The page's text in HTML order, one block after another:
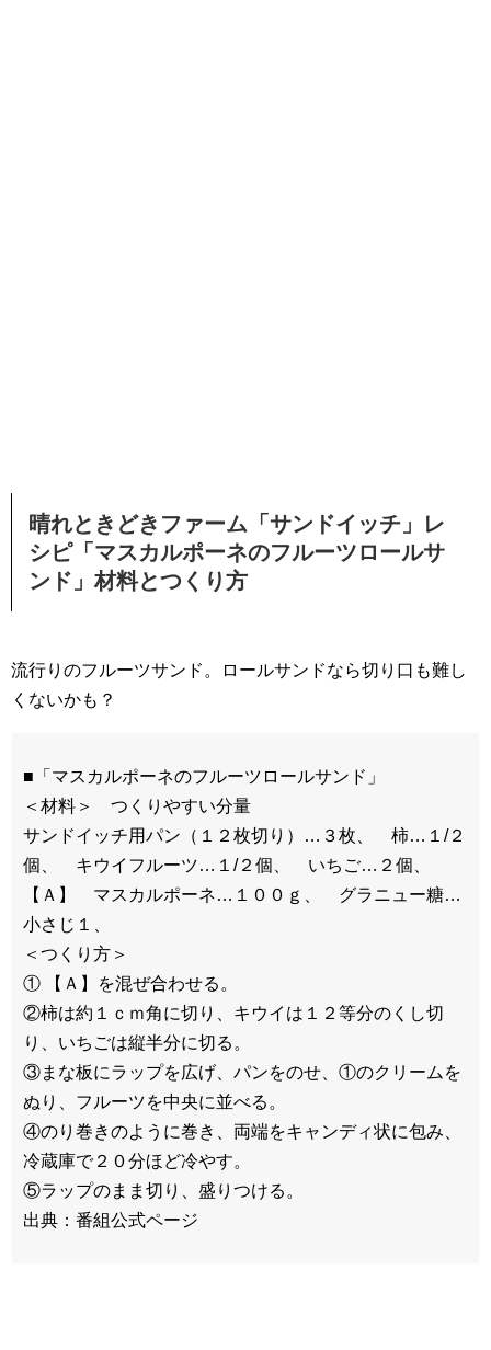
晴れときどきファーム「サンドイッチ」レ
シピ「マスカルポーネのフルーツロールサ
ンド」材料とつくり方
流行りのフルーツサンド。ロールサンドなら切り口も難し
くないかも？
■「マスカルポーネのフルーツロールサンド」
＜材料＞ つくりやすい分量
サンドイッチ用パン（１２枚切り）…３枚、 柿…１/２
個、 キウイフルーツ…１/２個、 いちご…２個、
【Ａ】 マスカルポーネ…１００ｇ、 グラニュー糖…
小さじ１、
＜つくり方＞
① 【Ａ】を混ぜ合わせる。
②柿は約１ｃｍ角に切り、キウイは１２等分のくし切
り、いちごは縦半分に切る。
③まな板にラップを広げ、パンをのせ、①のクリームを
ぬり、フルーツを中央に並べる。
④のり巻きのように巻き、両端をキャンディ状に包み、
冷蔵庫で２０分ほど冷やす。
⑤ラップのまま切り、盛りつける。
出典：番組公式ページ